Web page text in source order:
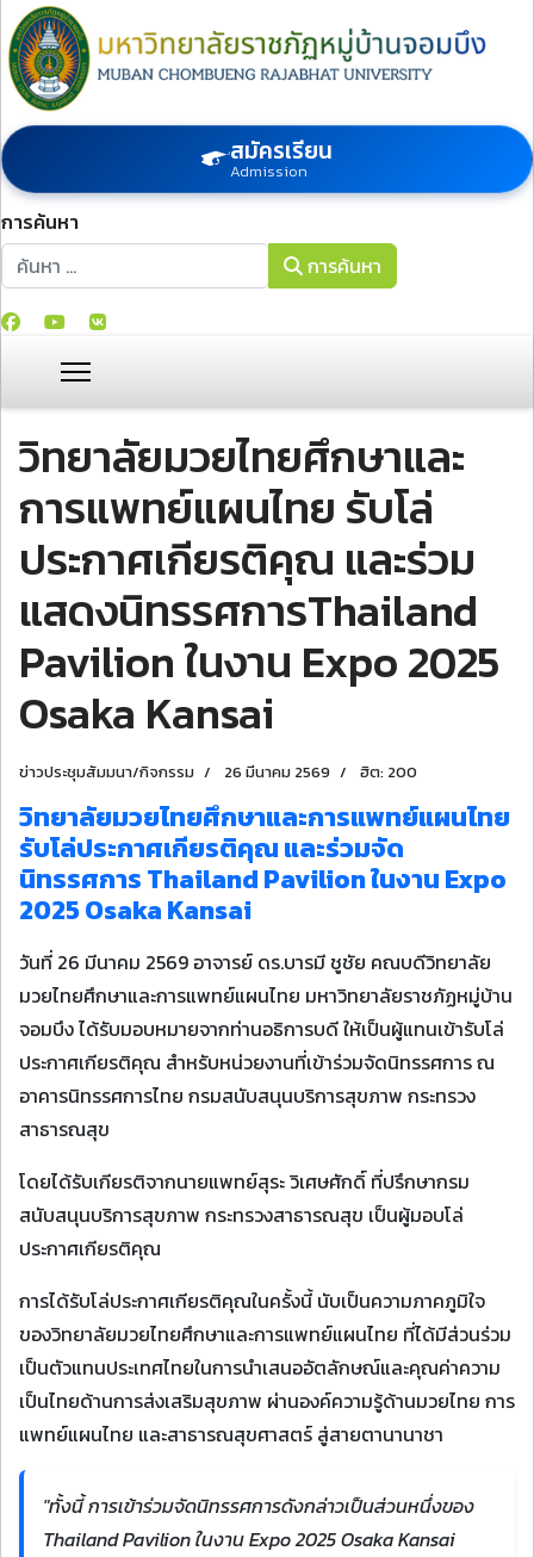
สมัครเรียน
Admission
การค้นหา
การค้นหา
การค้นหา
วิทยาลัยมวยไทยศึกษาและ
การแพทย์แผนไทย รับโล่
ประกาศเกียรติคุณ และร่วม
แสดงนิทรรศการThailand
Pavilion ในงาน Expo 2025
Osaka Kansai
ข่าวประชุมสัมมนา/กิจกรรม 26 มีนาคม 2569 ฮิต: 200
วิทยาลัยมวยไทยศึกษาและการแพทย์แผนไทย
รับโล่ประกาศเกียรติคุณ และร่วมจัด
นิทรรศการ Thailand Pavilion ในงาน Expo
2025 Osaka Kansai
วันที่ 26 มีนาคม 2569 อาจารย์ ดร.บารมี ชูชัย คณบดีวิทยาลัย
มวยไทยศึกษาและการแพทย์แผนไทย มหาวิทยาลัยราชภัฏหมู่บ้าน
จอมบึง ได้รับมอบหมายจากท่านอธิการบดี ให้เป็นผู้แทนเข้ารับโล่
ประกาศเกียรติคุณ สำหรับหน่วยงานที่เข้าร่วมจัดนิทรรศการ ณ
อาคารนิทรรศการไทย กรมสนับสนุนบริการสุขภาพ กระทรวง
สาธารณสุข
โดยได้รับเกียรติจากนายแพทย์สุระ วิเศษศักดิ์ ที่ปรึกษากรม
สนับสนุนบริการสุขภาพ กระทรวงสาธารณสุข เป็นผู้มอบโล่
ประกาศเกียรติคุณ
การได้รับโล่ประกาศเกียรติคุณในครั้งนี้ นับเป็นความภาคภูมิใจ
ของวิทยาลัยมวยไทยศึกษาและการแพทย์แผนไทย ที่ได้มีส่วนร่วม
เป็นตัวแทนประเทศไทยในการนำเสนออัตลักษณ์และคุณค่าความ
เป็นไทยด้านการส่งเสริมสุขภาพ ผ่านองค์ความรู้ด้านมวยไทย การ
แพทย์แผนไทย และสาธารณสุขศาสตร์ สู่สายตานานาชา
"ทั้งนี้ การเข้าร่วมจัดนิทรรศการดังกล่าวเป็นส่วนหนึ่งของ
Thailand Pavilion ในงาน Expo 2025 Osaka Kansai